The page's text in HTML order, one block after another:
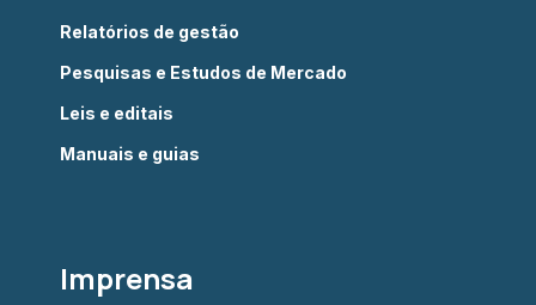
Relatórios de gestão
Pesquisas e Estudos de Mercado
Leis e editais
Manuais e guias
Imprensa